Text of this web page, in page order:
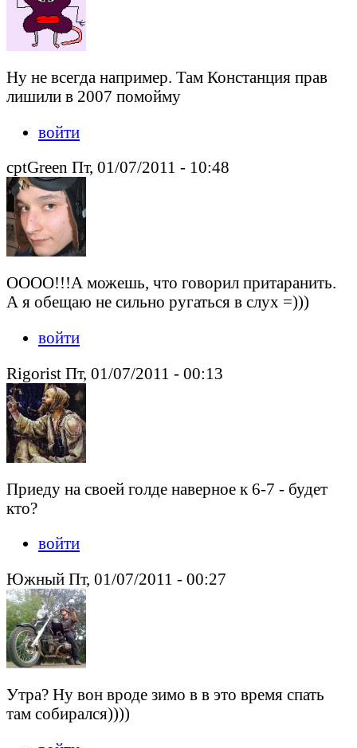
Ну не всегда например. Там Констанция прав
лишили в 2007 помойму
войти
cptGreen Пт, 01/07/2011 - 10:48
ОООО!!!А можешь, что говорил притаранить.
А я обещаю не сильно ругаться в слух =)))
войти
Rigorist Пт, 01/07/2011 - 00:13
Приеду на своей голде наверное к 6-7 - будет
кто?
войти
Южный Пт, 01/07/2011 - 00:27
Утра? Ну вон вроде зимо в в это время спать
там собирался))))